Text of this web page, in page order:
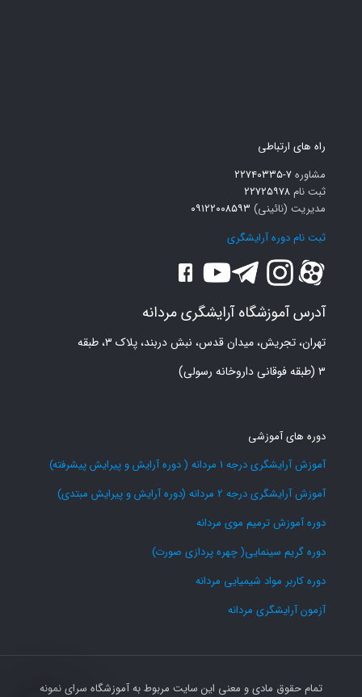
راه های ارتباطی
مشاوره۷-۲۲۷۴۰۳۳۵
ثبت نام ۲۲۷۲۵۹۷۸
مدیریت (نائینی) ۰۹۱۲۲۰۰۸۵۹۳
ثبت نام دوره آرایشگری
آدرس آموزشگاه آرایشگری مردانه
تهران، تجریش، میدان قدس، نبش دربند، پلاک ۳، طبقه
۳ (طبقه فوقانی داروخانه رسولی)
دوره های آموزشی
آموزش آرایشگری درجه 1 مردانه ( دوره آرایش و پیرایش پیشرفته)
آموزش آرایشگری درجه 2 مردانه (دوره آرایش و پیرایش مبتدی)
دوره آموزش ترمیم موی مردانه
دوره گریم سینمایی( چهره پردازی صورت)
دوره کاربر مواد شیمیایی مردانه
آزمون آرایشگری مردانه
تمام حقوق مادی و معنی این سایت مربوط به آموزشگاه سرای نمونه